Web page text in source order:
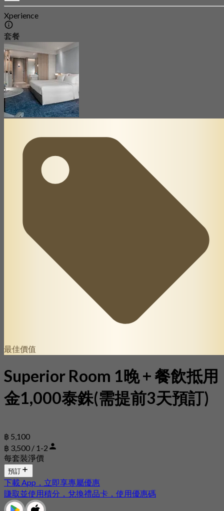
Xperience
套餐
最佳價值
Superior Room 1晚 + 餐飲抵用
金1,000泰銖(需提前3天預訂)
฿ 5,100
฿ 3,500 / 1-2
每套裝淨價
預訂
下載 App，立即享專屬優惠
賺取並使用積分，兌換禮品卡，使用優惠碼